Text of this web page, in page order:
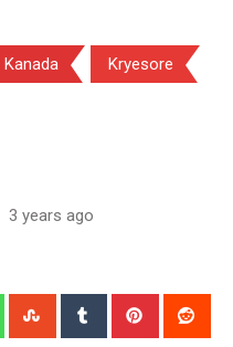
Kanada Kryesore
3 years ago
WhatsappStumbleUpon
Tumblr Pinterest